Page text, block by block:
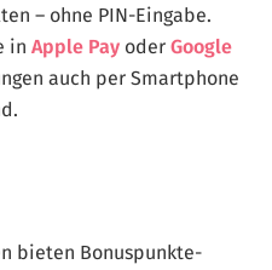
– ohne PIN-Eingabe.
in Apple Pay oder Google
auch per Smartphone
bieten Bonuspunkte-